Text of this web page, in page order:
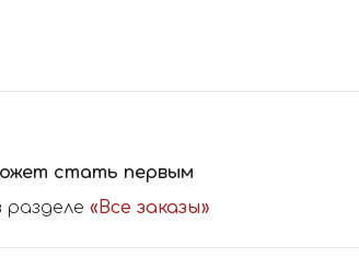
стать первым
разделе «Все заказы»